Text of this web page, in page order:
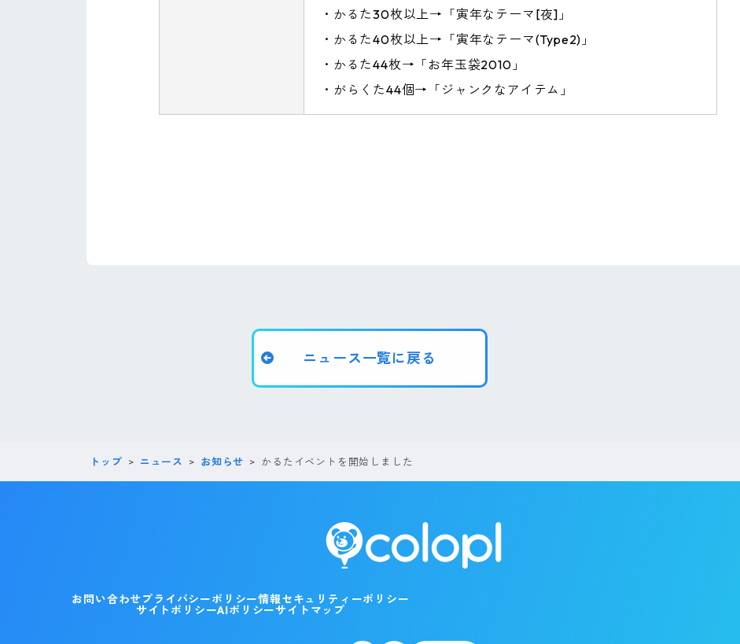
・かるた30枚以上→「寅年なテーマ[夜]」
・かるた40枚以上→「寅年なテーマ(Type2)」
・かるた44枚→「お年玉袋2010」
・がらくた44個→「ジャンクなアイテム」
ニュース一覧に戻る
トップ ニュース お知らせ かるたイベントを開始しました
お問い合わせ プライバシーポリシー情報セキュリティーポリシー
サイトポリシーAIポリシーサイトマップ